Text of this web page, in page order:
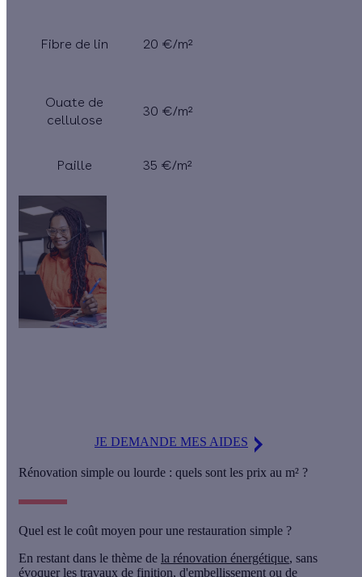
Fibre de lin 20 €/m²
Ouate de
cellulose
30 €/m²
Paille 35 €/m²
JE DEMANDE MES AIDES
Rénovation simple ou lourde : quels sont les prix au m² ?
Quel est le coût moyen pour une restauration simple ?
En restant dans le thème de la rénovation énergétique, sans
évoquer les travaux de finition, d'embellissement ou de